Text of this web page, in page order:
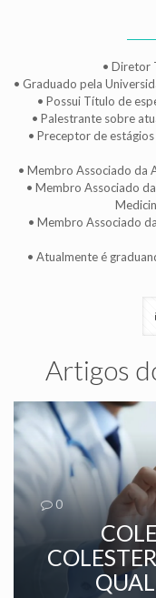
• Diretor
• Graduado pela
• Possui Título de
• Palestrante sobre
• Preceptor de
• Membro Associado da
• Membro Associado
• Membro Associado
• Atualmente é
Artigos
0